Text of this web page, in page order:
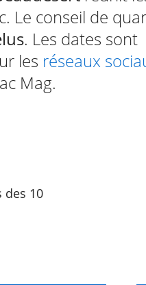
Le conseil de
. Les dates sont
les réseaux
Mag.
des 10